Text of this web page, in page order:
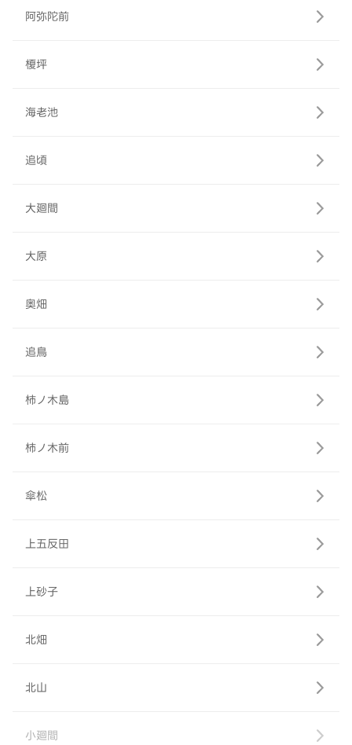
阿弥陀前
榎坪
海老池
追頃
大廻間
大原
奥畑
追鳥
柿ノ木島
柿ノ木前
傘松
上五反田
上砂子
北畑
北山
小廻間